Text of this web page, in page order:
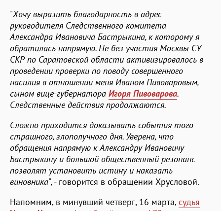
"Хочу выразить благодарность в адрес
руководителя Следственного комитета
Александра Ивановича Бастрыкина, к которому я
обратилась напрямую. Не без участия Москвы СУ
СКР по Саратовской области активизировалось в
проведении проверки по поводу совершенного
насилия в отношении меня Иваном Пивоваровым,
сыном вице-губернатора Игоря Пивоварова.
Следственные действия продолжаются.
Сложно приходится доказывать события того
страшного, злополучного дня. Уверена, что
обращения напрямую к Александру Ивановичу
Бастрыкину и большой общественный резонанс
позволят установить истину и наказать
виновника", - говорится в обращении Хрусловой.
Напомним, в минувший четверг, 16 марта, судья